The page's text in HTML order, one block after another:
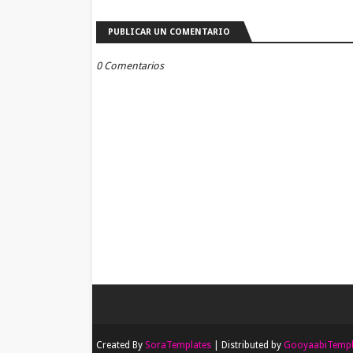
PUBLICAR UN COMENTARIO
0 Comentarios
Created By SoraTemplates | Distributed by